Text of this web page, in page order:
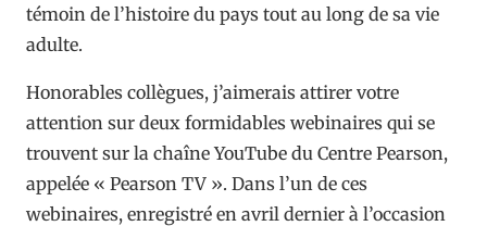
témoin de l’histoire du pays tout au long de sa vie
adulte.
Honorables collègues, j’aimerais attirer votre
attention sur deux formidables webinaires qui se
trouvent sur la chaîne YouTube du Centre Pearson,
appelée « Pearson TV ». Dans l’un de ces
webinaires, enregistré en avril dernier à l’occasion